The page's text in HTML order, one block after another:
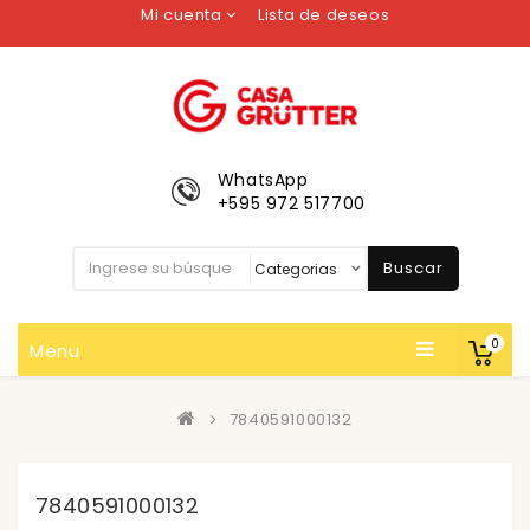
Mi cuenta Lista de deseos
0
WhatsApp
+595 972 517700
Buscar
Menu
7840591000132
7840591000132